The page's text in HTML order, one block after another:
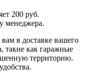
200 руб.
менеджера.
в доставке вашего
такие как гаражные
территорию.